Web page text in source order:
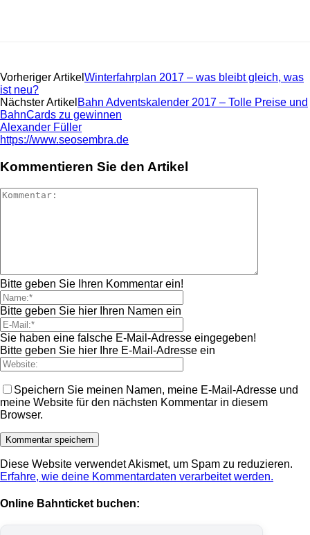
Vorheriger Artikel Winterfahrplan 2017 – was bleibt gleich, was
ist neu?
Nächster Artikel Bahn Adventskalender 2017 – Tolle Preise und
BahnCards zu gewinnen
Alexander Füller
https://www.seosembra.de
Kommentieren Sie den Artikel
Bitte geben Sie Ihren Kommentar ein!
Bitte geben Sie hier Ihren Namen ein
Sie haben eine falsche E-Mail-Adresse eingegeben!
Bitte geben Sie hier Ihre E-Mail-Adresse ein
Speichern Sie meinen Namen, meine E-Mail-Adresse und
meine Website für den nächsten Kommentar in diesem
Browser.
Diese Website verwendet Akismet, um Spam zu reduzieren.
Erfahre, wie deine Kommentardaten verarbeitet werden.
Online Bahnticket buchen: